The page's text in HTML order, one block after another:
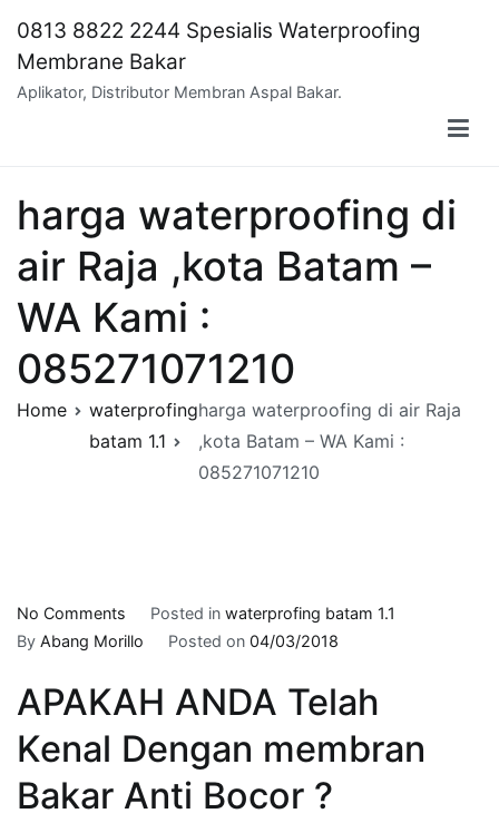
content
0813 8822 2244 Spesialis Waterproofing
Membrane Bakar
Aplikator, Distributor Membran Aspal Bakar.
harga waterproofing di
air Raja ,kota Batam –
WA Kami :
085271071210
Home
waterprofing
batam 1.1
harga waterproofing di air Raja
,kota Batam – WA Kami :
085271071210
No Comments
harga
di
Raja
,kota
Batam
Posted in waterprofing batam 1.1
By Abang Morillo Posted on 04/03/2018
APAKAH ANDA Telah
Kenal Dengan membran
Bakar Anti Bocor ?